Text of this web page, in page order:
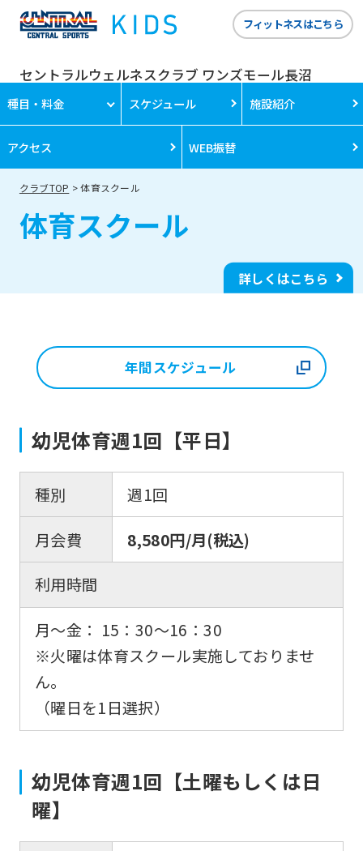
セントラルウェルネスクラブ ワンズモール長沼
フィットネスはこちら
種目・料金 スケジュール 施設紹介
アクセス WEB振替
クラブTOP 体育スクール
体育スクール
詳しくはこちら
年間スケジュール
幼児体育週1回【平日】
種別
週1回
月会費
8,580円/月(税込)
利用時間
月〜金： 15：30〜16：30
※火曜は体育スクール実施しておりませ
ん。
（曜日を1日選択）
幼児体育週1回【土曜もしくは日
曜】